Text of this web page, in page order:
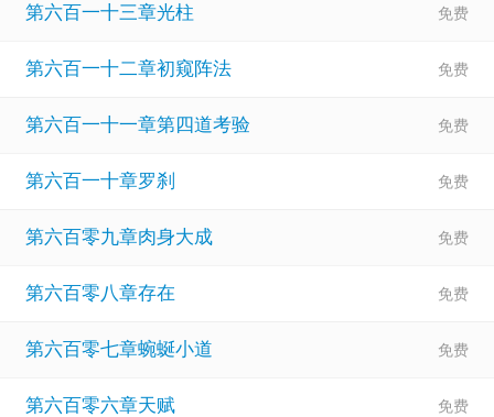
第六百一十三章光柱
第六百一十二章初窥阵法
第六百一十一章第四道考验
第六百一十章罗刹
第六百零九章肉身大成
第六百零八章存在
第六百零七章蜿蜒小道
第六百零六章天赋